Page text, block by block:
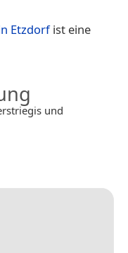
Etzdorfist eine
und